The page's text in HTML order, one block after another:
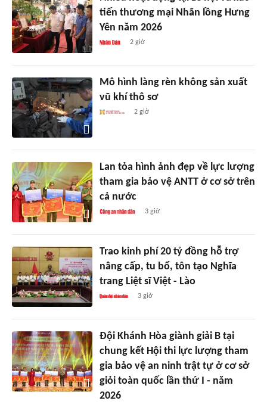
tiến thương mại Nhãn lồng Hưng
Yên năm 2026
2 giờ
Mô hình làng rèn không sản xuất
vũ khí thô sơ
2 giờ
Lan tỏa hình ảnh đẹp về lực lượng
tham gia bảo vệ ANTT ở cơ sở trên
cả nước
3 giờ
Trao kinh phí 20 tỷ đồng hỗ trợ
nâng cấp, tu bổ, tôn tạo Nghĩa
trang Liệt sĩ Việt - Lào
3 giờ
Đội Khánh Hòa giành giải B tại
chung kết Hội thi lực lượng tham
gia bảo vệ an ninh trật tự ở cơ sở
giỏi toàn quốc lần thứ I - năm
2026